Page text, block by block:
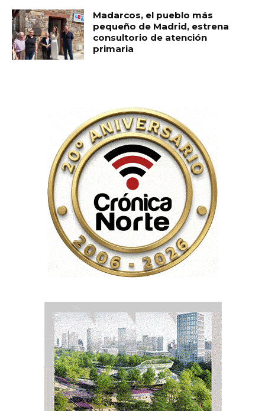
Madarcos, el pueblo más
pequeño de Madrid, estrena
consultorio de atención
primaria